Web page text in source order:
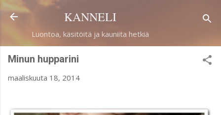
Siirry pääsisältöön
KANNELI
Luontoa, käsitöitä ja kauniita hetkiä
Minun hupparini
maaliskuuta 18, 2014